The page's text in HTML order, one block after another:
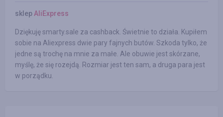
sklep AliExpress
Dziękuję smarty.sale za cashback. Świetnie to działa. Kupiłem
sobie na Aliexpress dwie pary fajnych butów. Szkoda tylko, że
jedne są trochę na mnie za małe. Ale obuwie jest skórzane,
myślę, że się rozejdą. Rozmiar jest ten sam, a druga para jest
w porządku.